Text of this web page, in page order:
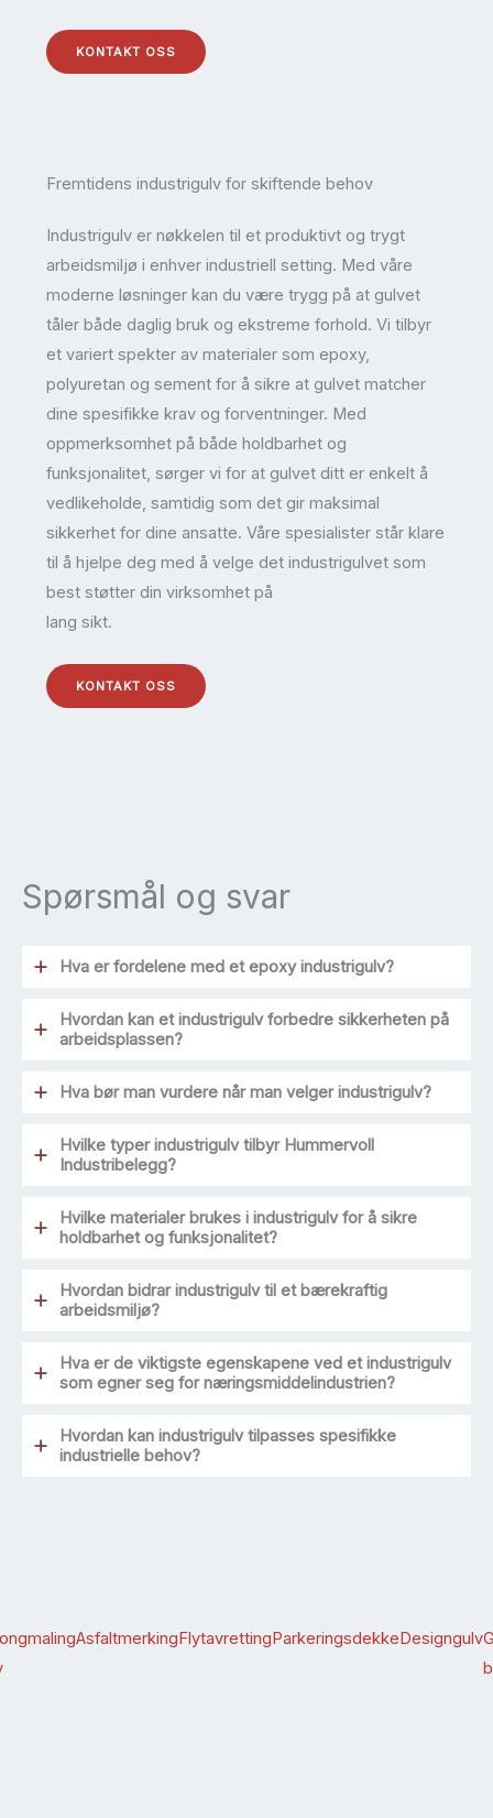
KONTAKT OSS
Fremtidens industrigulv for skiftende behov
Industrigulv er nøkkelen til et produktivt og trygt
arbeidsmiljø i enhver industriell setting. Med våre
moderne løsninger kan du være trygg på at gulvet
tåler både daglig bruk og ekstreme forhold. Vi tilbyr
et variert spekter av materialer som epoxy,
polyuretan og sement for å sikre at gulvet matcher
dine spesifikke krav og forventninger. Med
oppmerksomhet på både holdbarhet og
funksjonalitet, sørger vi for at gulvet ditt er enkelt å
vedlikeholde, samtidig som det gir maksimal
sikkerhet for dine ansatte. Våre spesialister står klare
til å hjelpe deg med å velge det industrigulvet som
best støtter din virksomhet på
lang sikt.
KONTAKT OSS
Spørsmål og svar
Hva er fordelene med et epoxy industrigulv?
Hvordan kan et industrigulv forbedre sikkerheten på
arbeidsplassen?
Hva bør man vurdere når man velger industrigulv?
Hvilke typer industrigulv tilbyr Hummervoll
Industribelegg?
Hvilke materialer brukes i industrigulv for å sikre
holdbarhet og funksjonalitet?
Hvordan bidrar industrigulv til et bærekraftig
arbeidsmiljø?
Hva er de viktigste egenskapene ved et industrigulv
som egner seg for næringsmiddelindustrien?
Hvordan kan industrigulv tilpasses spesifikke
industrielle behov?
AsfaltmerkingFlytavrettingParkeringsdekkeDesigngulv